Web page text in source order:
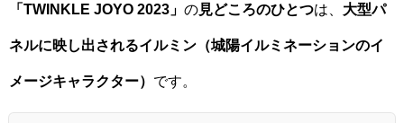
「TWINKLE JOYO 2023」 の見どころのひとつは、 大型パ
ネルに映し出されるイルミン（城陽イルミネーションのイ
メージキャラクター） です。